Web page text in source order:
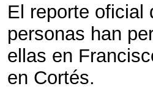
El reporte oficial
personas han
ellas en
en Cortés.